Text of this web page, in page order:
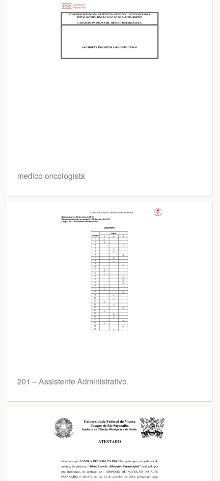
medico oncologista
201 – Assistente Administrativo.